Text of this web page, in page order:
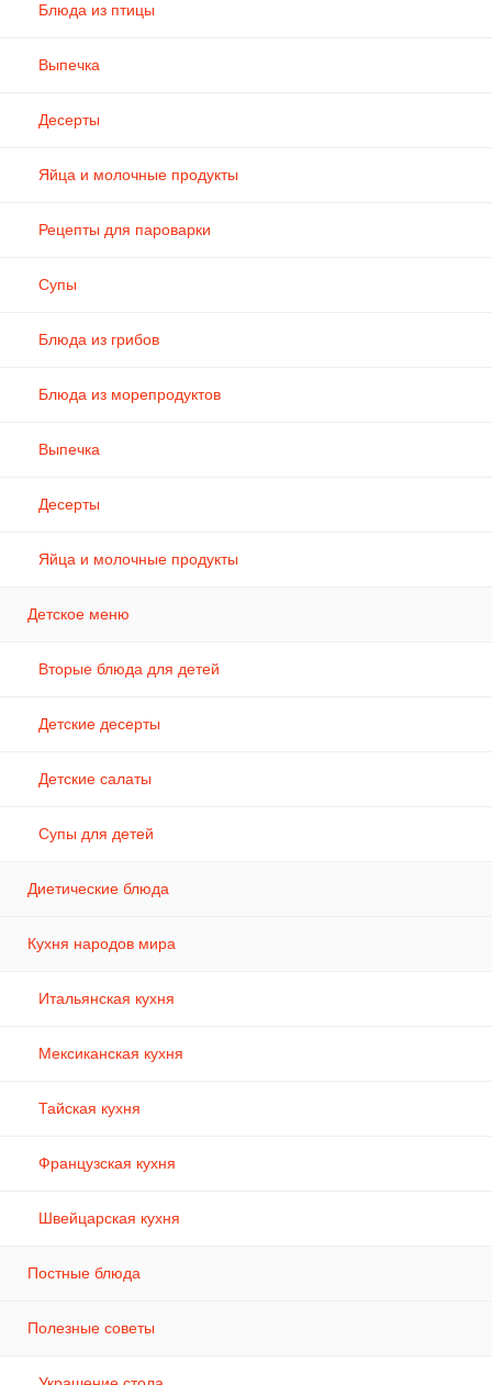
Блюда из птицы
Выпечка
Десерты
Яйца и молочные продукты
Рецепты для пароварки
Супы
Блюда из грибов
Блюда из морепродуктов
Выпечка
Десерты
Яйца и молочные продукты
Детское меню
Вторые блюда для детей
Детские десерты
Детские салаты
Супы для детей
Диетические блюда
Кухня народов мира
Итальянская кухня
Мексиканская кухня
Тайская кухня
Французская кухня
Швейцарская кухня
Постные блюда
Полезные советы